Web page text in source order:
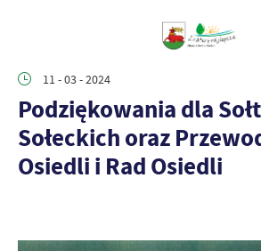
11 - 03 - 2024
Podziękowania dla
Sołeckich oraz
Osiedli i Rad Osiedli